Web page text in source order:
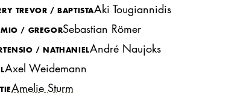
TREVOR / BAPTISTAAki Tougiannidis
/ GREGORSebastian Römer
/ NATHANIELAndré Naujoks
Axel Weidemann
Amelie Sturm